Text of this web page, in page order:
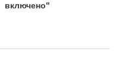
включено"